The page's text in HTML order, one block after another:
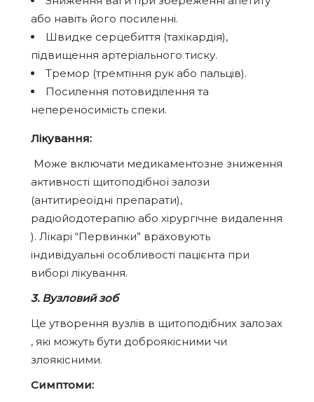
або навіть його посиленні.
Швидке серцебиття (тахікардія),
підвищення артеріального тиску.
Тремор (тремтіння рук або пальців).
Посилення потовиділення та
непереносимість спеки.
Лікування:
Може включати медикаментозне зниження
активності щитоподібної залози
(антитиреоїдні препарати),
радіойодотерапію або хірургічне видалення
). Лікарі “Первинки” враховують
індивідуальні особливості пацієнта при
виборі лікування.
3. Вузловий зоб
Це утворення вузлів в щитоподібних залозах
, які можуть бути доброякісними чи
злоякісними.
Симптоми: